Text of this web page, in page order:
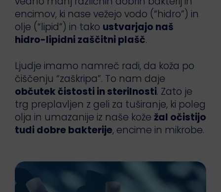
encimov, ki nase vežejo vodo (“hidro”) in
olje (“lipid”) in tako ustvarjajo naš
hidro-lipidni zaščitni plašč.
Ljudje imamo namreč radi, da koža po
čiščenju “zaškripa”. To nam daje
občutek čistosti in sterilnosti. Zato je
trg preplavljen z geli za tuširanje, ki poleg
olja in umazanije iz naše kože žal očistijo
tudi dobre bakterije, encime in mikrobe.